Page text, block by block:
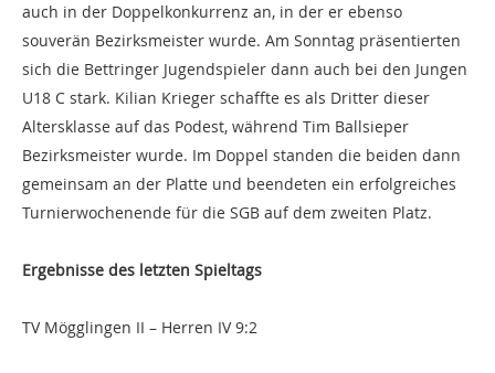
auch in der Doppelkonkurrenz an, in der er ebenso
souverän Bezirksmeister wurde. Am Sonntag präsentierten
sich die Bettringer Jugendspieler dann auch bei den Jungen
U18 C stark. Kilian Krieger schaffte es als Dritter dieser
Altersklasse auf das Podest, während Tim Ballsieper
Bezirksmeister wurde. Im Doppel standen die beiden dann
gemeinsam an der Platte und beendeten ein erfolgreiches
Turnierwochenende für die SGB auf dem zweiten Platz.
Ergebnisse des letzten Spieltags
TV Mögglingen II – Herren IV 9:2